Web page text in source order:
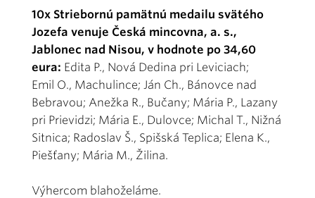
10x Striebornú pamätnú medailu svätého
Jozefa venuje Česká mincovna, a. s.,
Jablonec nad Nisou, v hodnote po 34,60
eura: Edita P., Nová Dedina pri Leviciach;
Emil O., Machulince; Ján Ch., Bánovce nad
Bebravou; Anežka R., Bučany; Mária P., Lazany
pri Prievidzi; Mária E., Dulovce; Michal T., Nižná
Sitnica; Radoslav Š., Spišská Teplica; Elena K.,
Piešťany; Mária M., Žilina.
Výhercom blahoželáme.